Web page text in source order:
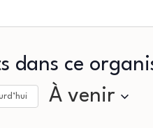
dans ce
À venir